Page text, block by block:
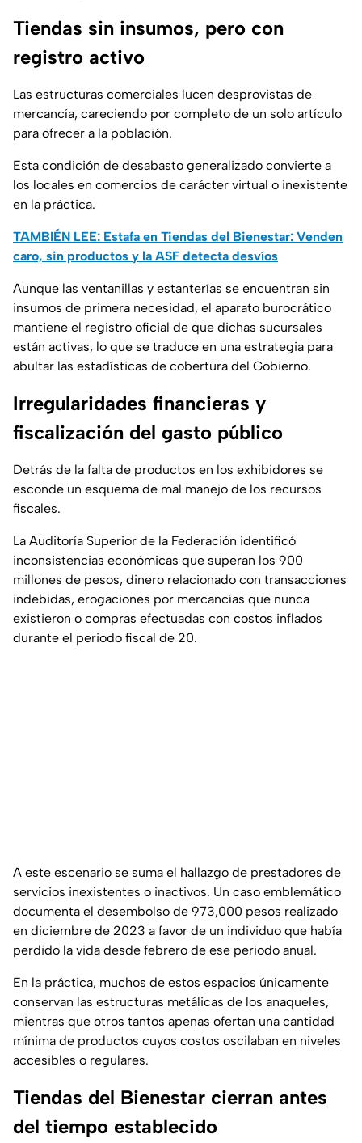
Tiendas sin insumos, pero con
registro activo
Las estructuras comerciales lucen desprovistas de
mercancía, careciendo por completo de un solo artículo
para ofrecer a la población.
Esta condición de desabasto generalizado convierte a
los locales en comercios de carácter virtual o inexistente
en la práctica.
TAMBIÉN LEE: Estafa en Tiendas del Bienestar: Venden
caro, sin productos y la ASF detecta desvíos
Aunque las ventanillas y estanterías se encuentran sin
insumos de primera necesidad, el aparato burocrático
mantiene el registro oficial de que dichas sucursales
están activas, lo que se traduce en una estrategia para
abultar las estadísticas de cobertura del Gobierno.
Irregularidades financieras y
fiscalización del gasto público
Detrás de la falta de productos en los exhibidores se
esconde un esquema de mal manejo de los recursos
fiscales.
La Auditoría Superior de la Federación identificó
inconsistencias económicas que superan los 900
millones de pesos, dinero relacionado con transacciones
indebidas, erogaciones por mercancías que nunca
existieron o compras efectuadas con costos inflados
durante el periodo fiscal de 20.
A este escenario se suma el hallazgo de prestadores de
servicios inexistentes o inactivos. Un caso emblemático
documenta el desembolso de 973,000 pesos realizado
en diciembre de 2023 a favor de un individuo que había
perdido la vida desde febrero de ese periodo anual.
En la práctica, muchos de estos espacios únicamente
conservan las estructuras metálicas de los anaqueles,
mientras que otros tantos apenas ofertan una cantidad
mínima de productos cuyos costos oscilaban en niveles
accesibles o regulares.
Tiendas del Bienestar cierran antes
del tiempo establecido